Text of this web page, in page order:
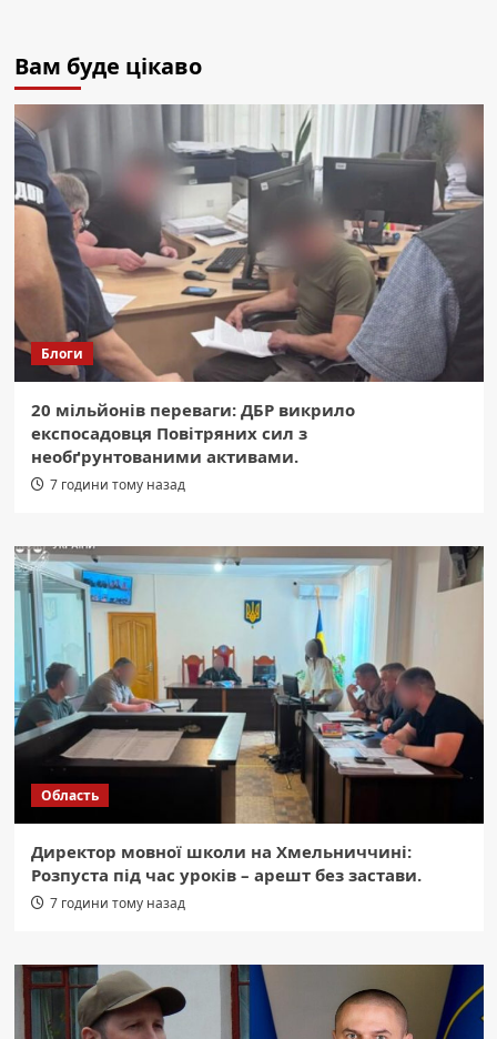
Вам буде цікаво
Блоги
20 мільйонів переваги: ДБР викрило
експосадовця Повітряних сил з
необґрунтованими активами.
7 години тому назад
Область
Директор мовної школи на Хмельниччині:
Розпуста під час уроків – арешт без застави.
7 години тому назад